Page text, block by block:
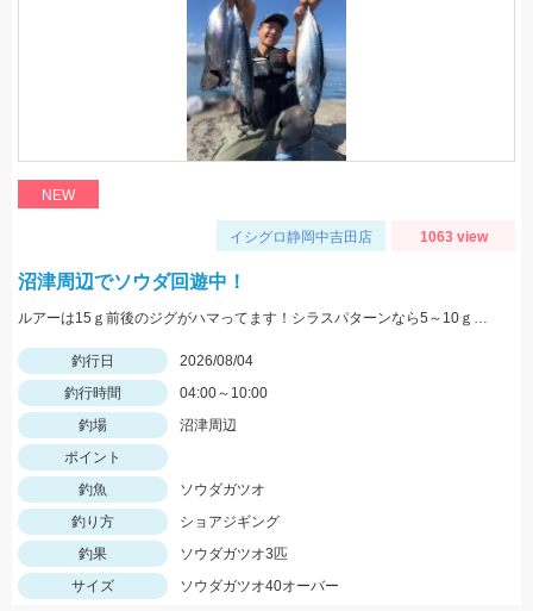
NEW
イシグロ静岡中吉田店 1063 view
沼津周辺でソウダ回遊中！
ルアーは15ｇ前後のジグがハマってます！シラスパターンなら5～10ｇのジグが強いです！ＳＬＳで狙うのがおすすめ！
釣行日
2026/08/04
釣行時間
04:00～10:00
釣場
沼津周辺
ポイント
釣魚
ソウダガツオ
釣り方
ショアジギング
釣果
ソウダガツオ3匹
サイズ
ソウダガツオ40オーバー